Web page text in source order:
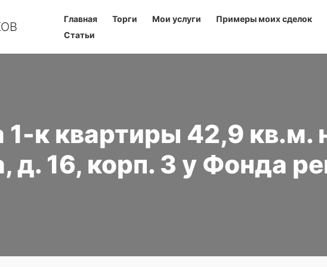
Главная Торги Мои услуги Примеры моих сделок
Статьи
1-к квартиры 42,9 кв.м.
д. 16, корп. 3 у Фонда